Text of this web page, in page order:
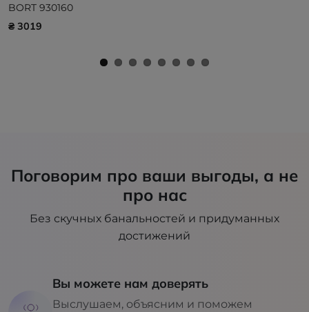
BORT 930160
₴ 3019
Поговорим про ваши выгоды, а не
про нас
Без скучных банальностей и придуманных
достижений
Вы можете нам доверять
Выслушаем, объясним и поможем